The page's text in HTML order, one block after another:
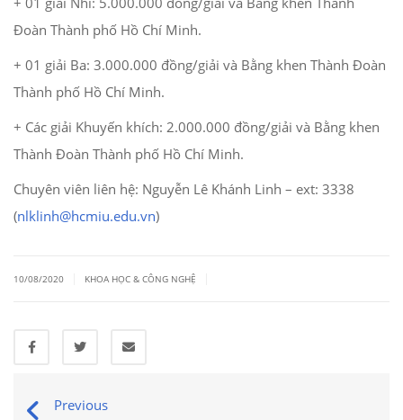
Đoàn Thành phố Hồ Chí Minh.
+ 01 giải Ba: 3.000.000 đồng/giải và Bằng khen Thành Đoàn
Thành phố Hồ Chí Minh.
+ Các giải Khuyến khích: 2.000.000 đồng/giải và Bằng khen
Thành Đoàn Thành phố Hồ Chí Minh.
Chuyên viên liên hệ: Nguyễn Lê Khánh Linh – ext: 3338
(nlklinh@hcmiu.edu.vn)
10/08/2020 KHOA HỌC & CÔNG NGHỆ
Previous